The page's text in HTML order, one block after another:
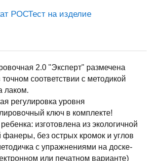
РОСТест на изделие
2.0 "Эксперт" размечена
соответствии с методикой
лаком.
регулировка уровня
ключ в комплекте!
изготовлена из экологичной
без острых кромок и углов
с упражнениями на доске-
или печатном варианте)